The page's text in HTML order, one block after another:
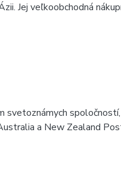
Jej veľkoobchodná
a New Zealand